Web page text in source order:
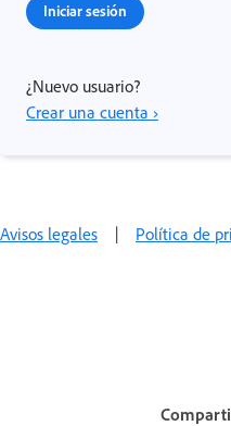
Iniciar sesión
¿Nuevo usuario?
Crear una cuenta ›
Avisos legales | Política de